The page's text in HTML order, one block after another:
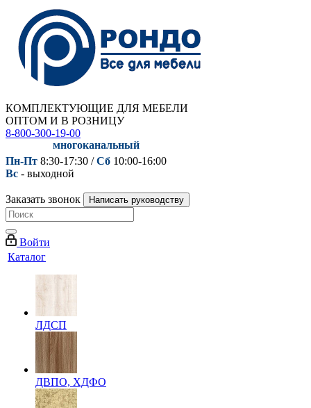
КОМПЛЕКТУЮЩИЕ ДЛЯ МЕБЕЛИ
ОПТОМ И В РОЗНИЦУ
8-800-300-19-00
многоканальный
Пн-Пт 8:30-17:30 /Сб 10:00-16:00
Вс - выходной
Заказать звонок Написать руководству
Войти
Каталог
ЛДСП
ДВПО, ХДФО